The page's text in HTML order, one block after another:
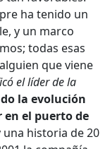
ha tenido un
y un marco
todas esas
que viene
el líder de la
la evolución
en el puerto de
una historia de 20